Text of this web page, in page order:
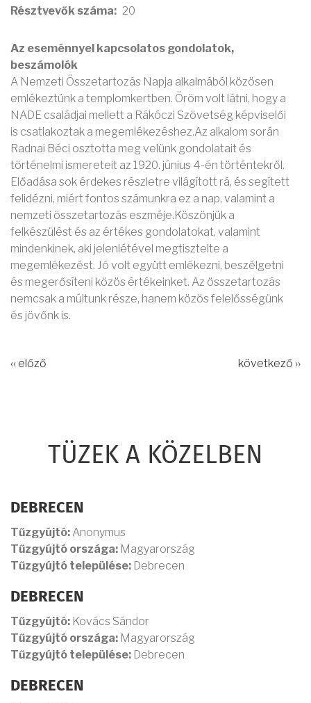
Résztvevők száma 20
Az eseménnyel kapcsolatos gondolatok,
beszámolók
A Nemzeti Összetartozás Napja alkalmából közösen
emlékeztünk a templomkertben. Öröm volt látni, hogy a
NADE családjai mellett a Rákóczi Szövetség képviselői
is csatlakoztak a megemlékezéshez.Az alkalom során
Radnai Béci osztotta meg velünk gondolatait és
történelmi ismereteit az 1920. június 4-én történtekről.
Előadása sok érdekes részletre világított rá, és segített
felidézni, miért fontos számunkra ez a nap, valamint a
nemzeti összetartozás eszméje.Köszönjük a
felkészülést és az értékes gondolatokat, valamint
mindenkinek, aki jelenlétével megtisztelte a
megemlékezést. Jó volt együtt emlékezni, beszélgetni
és megerősíteni közös értékeinket. Az összetartozás
nemcsak a múltunk része, hanem közös felelősségünk
és jövőnk is.
‹‹ előző következő ››
TÜZEK A KÖZELBEN
DEBRECEN
Tűzgyújtó: Anonymus
Tűzgyújtó országa: Magyarország
Tűzgyújtó települése: Debrecen
DEBRECEN
Tűzgyújtó: Kovács Sándor
Tűzgyújtó országa: Magyarország
Tűzgyújtó települése: Debrecen
DEBRECEN